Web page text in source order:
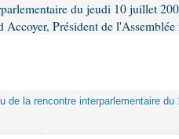
du jeudi 10 juillet
Accoyer, Président de
de la rencontre interparlementaire